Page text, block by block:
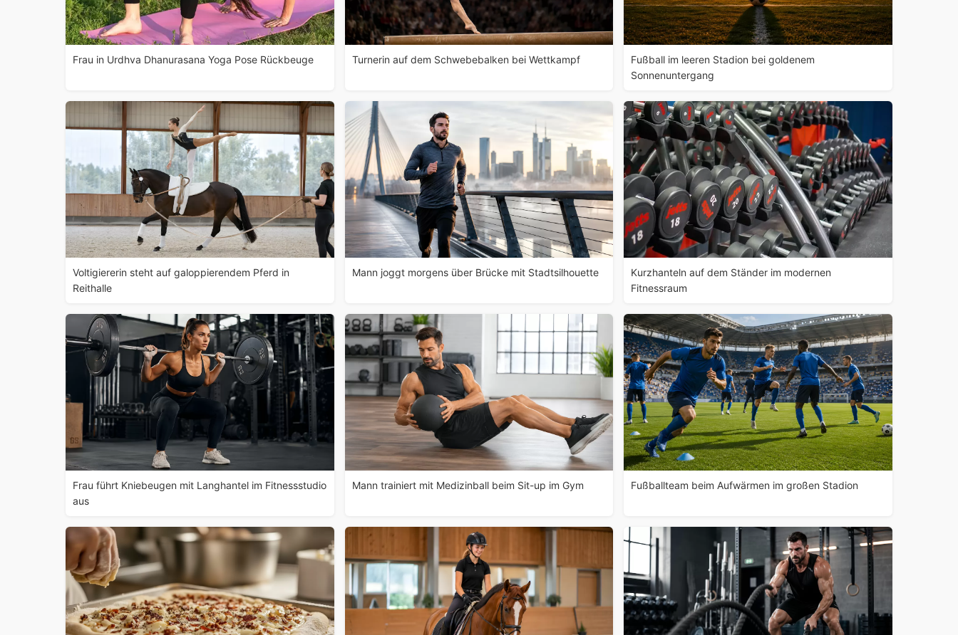
Frau in Urdhva Dhanurasana Yoga Pose Rückbeuge Turnerin auf dem Schwebebalken bei Wettkampf
Fußball im leeren Stadion bei goldenem
Sonnenuntergang
Voltigiererin steht auf galoppierendem Pferd in
Reithalle
Mann joggt morgens über Brücke mit Stadtsilhouette
Kurzhanteln auf dem Ständer im modernen
Fitnessraum
Frau führt Kniebeugen mit Langhantel im Fitnessstudio
aus
Mann trainiert mit Medizinball beim Sit-up im Gym Fußballteam beim Aufwärmen im großen Stadion